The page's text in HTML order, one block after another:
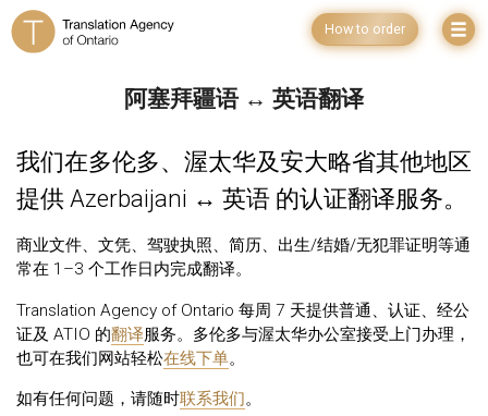
How to order
阿塞拜疆语 ↔ 英语翻译
我们在多伦多、渥太华及安大略省其他地区
提供 Azerbaijani ↔ 英语 的认证翻译服务。
商业文件、文凭、驾驶执照、简历、出生/结婚/无犯罪证明等通
常在 1–3 个工作日内完成翻译。
Translation Agency of Ontario 每周 7 天提供普通、认证、经公
证及 ATIO 的翻译服务。多伦多与渥太华办公室接受上门办理，
也可在我们网站轻松在线下单。
如有任何问题，请随时联系我们。